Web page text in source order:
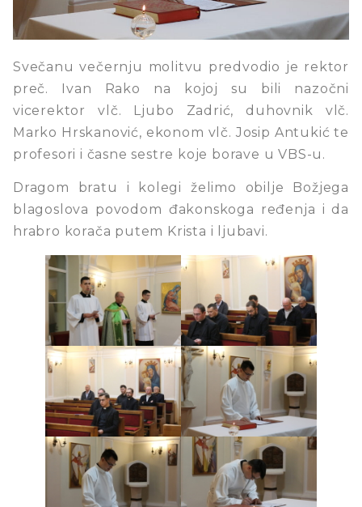
Svečanu večernju molitvu predvodio je rektor
preč. Ivan Rako na kojoj su bili nazočni
vicerektor vlč. Ljubo Zadrić, duhovnik vlč.
Marko Hrskanović, ekonom vlč. Josip Antukić te
profesori i časne sestre koje borave u VBS-u.
Dragom bratu i kolegi želimo obilje Božjega
blagoslova povodom đakonskoga ređenja i da
hrabro korača putem Krista i ljubavi.